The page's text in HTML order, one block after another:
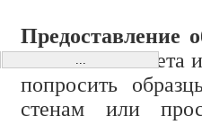
Предоставление
меняется от
попросить
стенам или